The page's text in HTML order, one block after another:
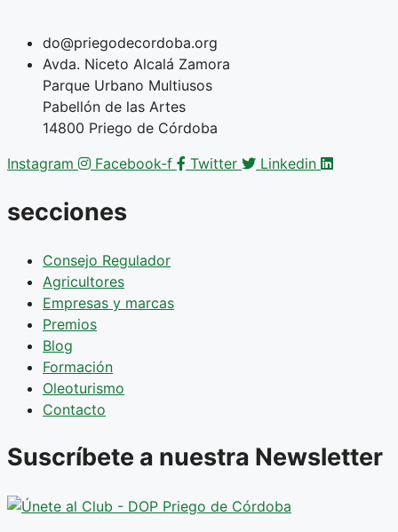
do@priegodecordoba.org
Avda. Niceto Alcalá Zamora
Parque Urbano Multiusos
Pabellón de las Artes
14800 Priego de Córdoba
Instagram
Facebook-f Twitter Linkedin
secciones
Consejo Regulador
Agricultores
Empresas y marcas
Premios
Blog
Formación
Oleoturismo
Contacto
Suscríbete a nuestra Newsletter